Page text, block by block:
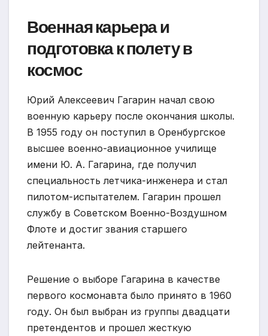
Военная карьера и
подготовка к полету в
космос
Юрий Алексеевич Гагарин начал свою
военную карьеру после окончания школы.
В 1955 году он поступил в Оренбургское
высшее военно-авиационное училище
имени Ю. А. Гагарина, где получил
специальность летчика-инженера и стал
пилотом-испытателем. Гагарин прошел
службу в Советском Военно-Воздушном
Флоте и достиг звания старшего
лейтенанта.
Решение о выборе Гагарина в качестве
первого космонавта было принято в 1960
году. Он был выбран из группы двадцати
претендентов и прошел жесткую